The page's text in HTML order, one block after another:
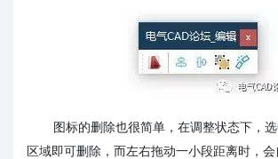
图标的删除也很简单，在调整状态下，
区域即可删除，而左右拖动一小段距离时，